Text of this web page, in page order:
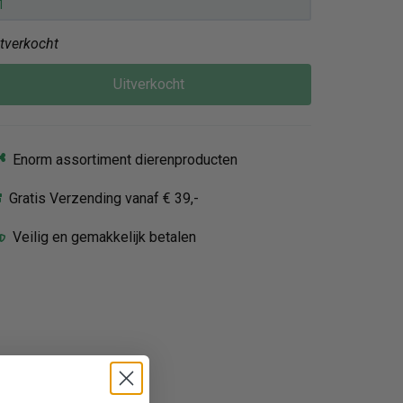
Uitverkocht
Enorm assortiment dierenproducten
Gratis Verzending vanaf € 39,-
Veilig en gemakkelijk betalen